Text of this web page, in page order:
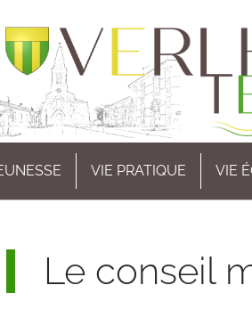
VIE PRATIQUE VIE
Le conseil